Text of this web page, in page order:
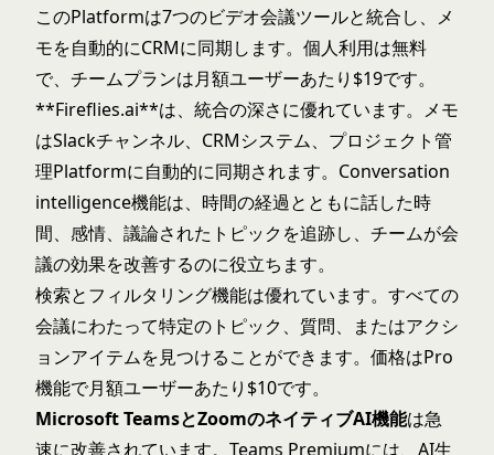
このPlatformは7つのビデオ会議ツールと統合し、メ
モを自動的にCRMに同期します。個人利用は無料
で、チームプランは月額ユーザーあたり$19です。
**Fireflies.ai**は、統合の深さに優れています。メモ
はSlackチャンネル、CRMシステム、プロジェクト管
理Platformに自動的に同期されます。Conversation
intelligence機能は、時間の経過とともに話した時
間、感情、議論されたトピックを追跡し、チームが会
議の効果を改善するのに役立ちます。
検索とフィルタリング機能は優れています。すべての
会議にわたって特定のトピック、質問、またはアクシ
ョンアイテムを見つけることができます。価格はPro
機能で月額ユーザーあたり$10です。
Microsoft TeamsとZoomのネイティブAI機能は急
速に改善されています。Teams Premiumには、AI生